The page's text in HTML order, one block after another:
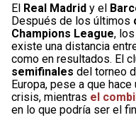
El Real Madrid y el
Después de los últimos
Champions League,
existe una distancia
como en resultados. El
semifinales del torneo
Europa, pese a que
crisis, mientras el
en lo que podría ser el